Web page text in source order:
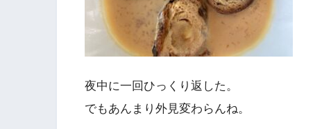
夜中に一回ひっくり返した。
でもあんまり外見変わらんね。